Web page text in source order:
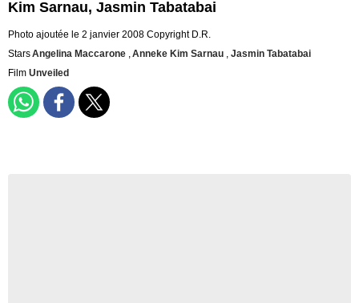
Kim Sarnau, Jasmin Tabatabai
Photo ajoutée le 2 janvier 2008 Copyright D.R.
StarsAngelina Maccarone ,Anneke Kim Sarnau , Jasmin Tabatabai
Film Unveiled